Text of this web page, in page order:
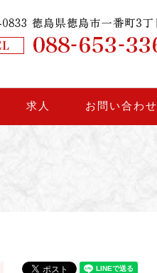
求人 お問い合わせ